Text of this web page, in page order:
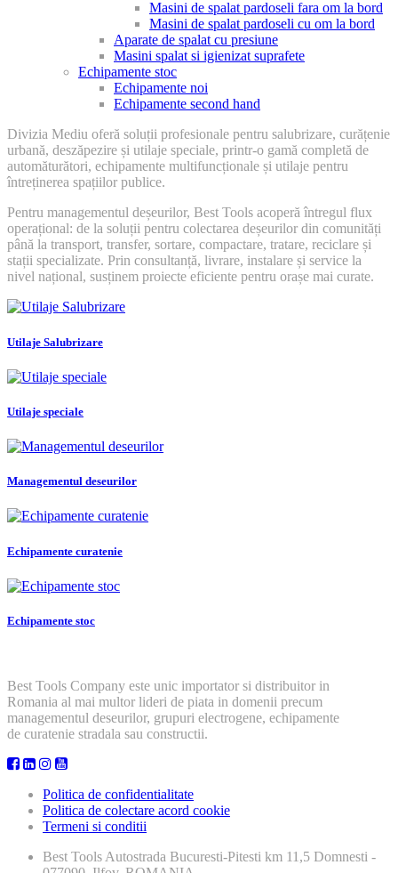
Masini de spalat pardoseli fara om la bord
Masini de spalat pardoseli cu om la bord
Aparate de spalat cu presiune
Masini spalat si igienizat suprafete
Echipamente stoc
Echipamente noi
Echipamente second hand
Divizia Mediu oferă soluții profesionale pentru salubrizare, curățenie
urbană, deszăpezire și utilaje speciale, printr-o gamă completă de
automăturători, echipamente multifuncționale și utilaje pentru
întreținerea spațiilor publice.
Pentru managementul deșeurilor, Best Tools acoperă întregul flux
operațional: de la soluții pentru colectarea deșeurilor din comunități
până la transport, transfer, sortare, compactare, tratare, reciclare și
stații specializate. Prin consultanță, livrare, instalare și service la
nivel național, susținem proiecte eficiente pentru orașe mai curate.
Utilaje Salubrizare
Utilaje speciale
Managementul deseurilor
Echipamente curatenie
Echipamente stoc
Best Tools Company este unic importator si distribuitor in
Romania al mai multor lideri de piata in domenii precum
managementul deseurilor, grupuri electrogene, echipamente
de curatenie stradala sau constructii.
Politica de confidentialitate
Politica de colectare acord cookie
Termeni si conditii
Best Tools Autostrada Bucuresti-Pitesti km 11,5 Domnesti -